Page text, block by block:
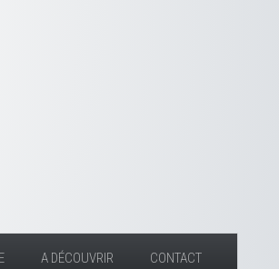
A DÉCOUVRIR CONTACT